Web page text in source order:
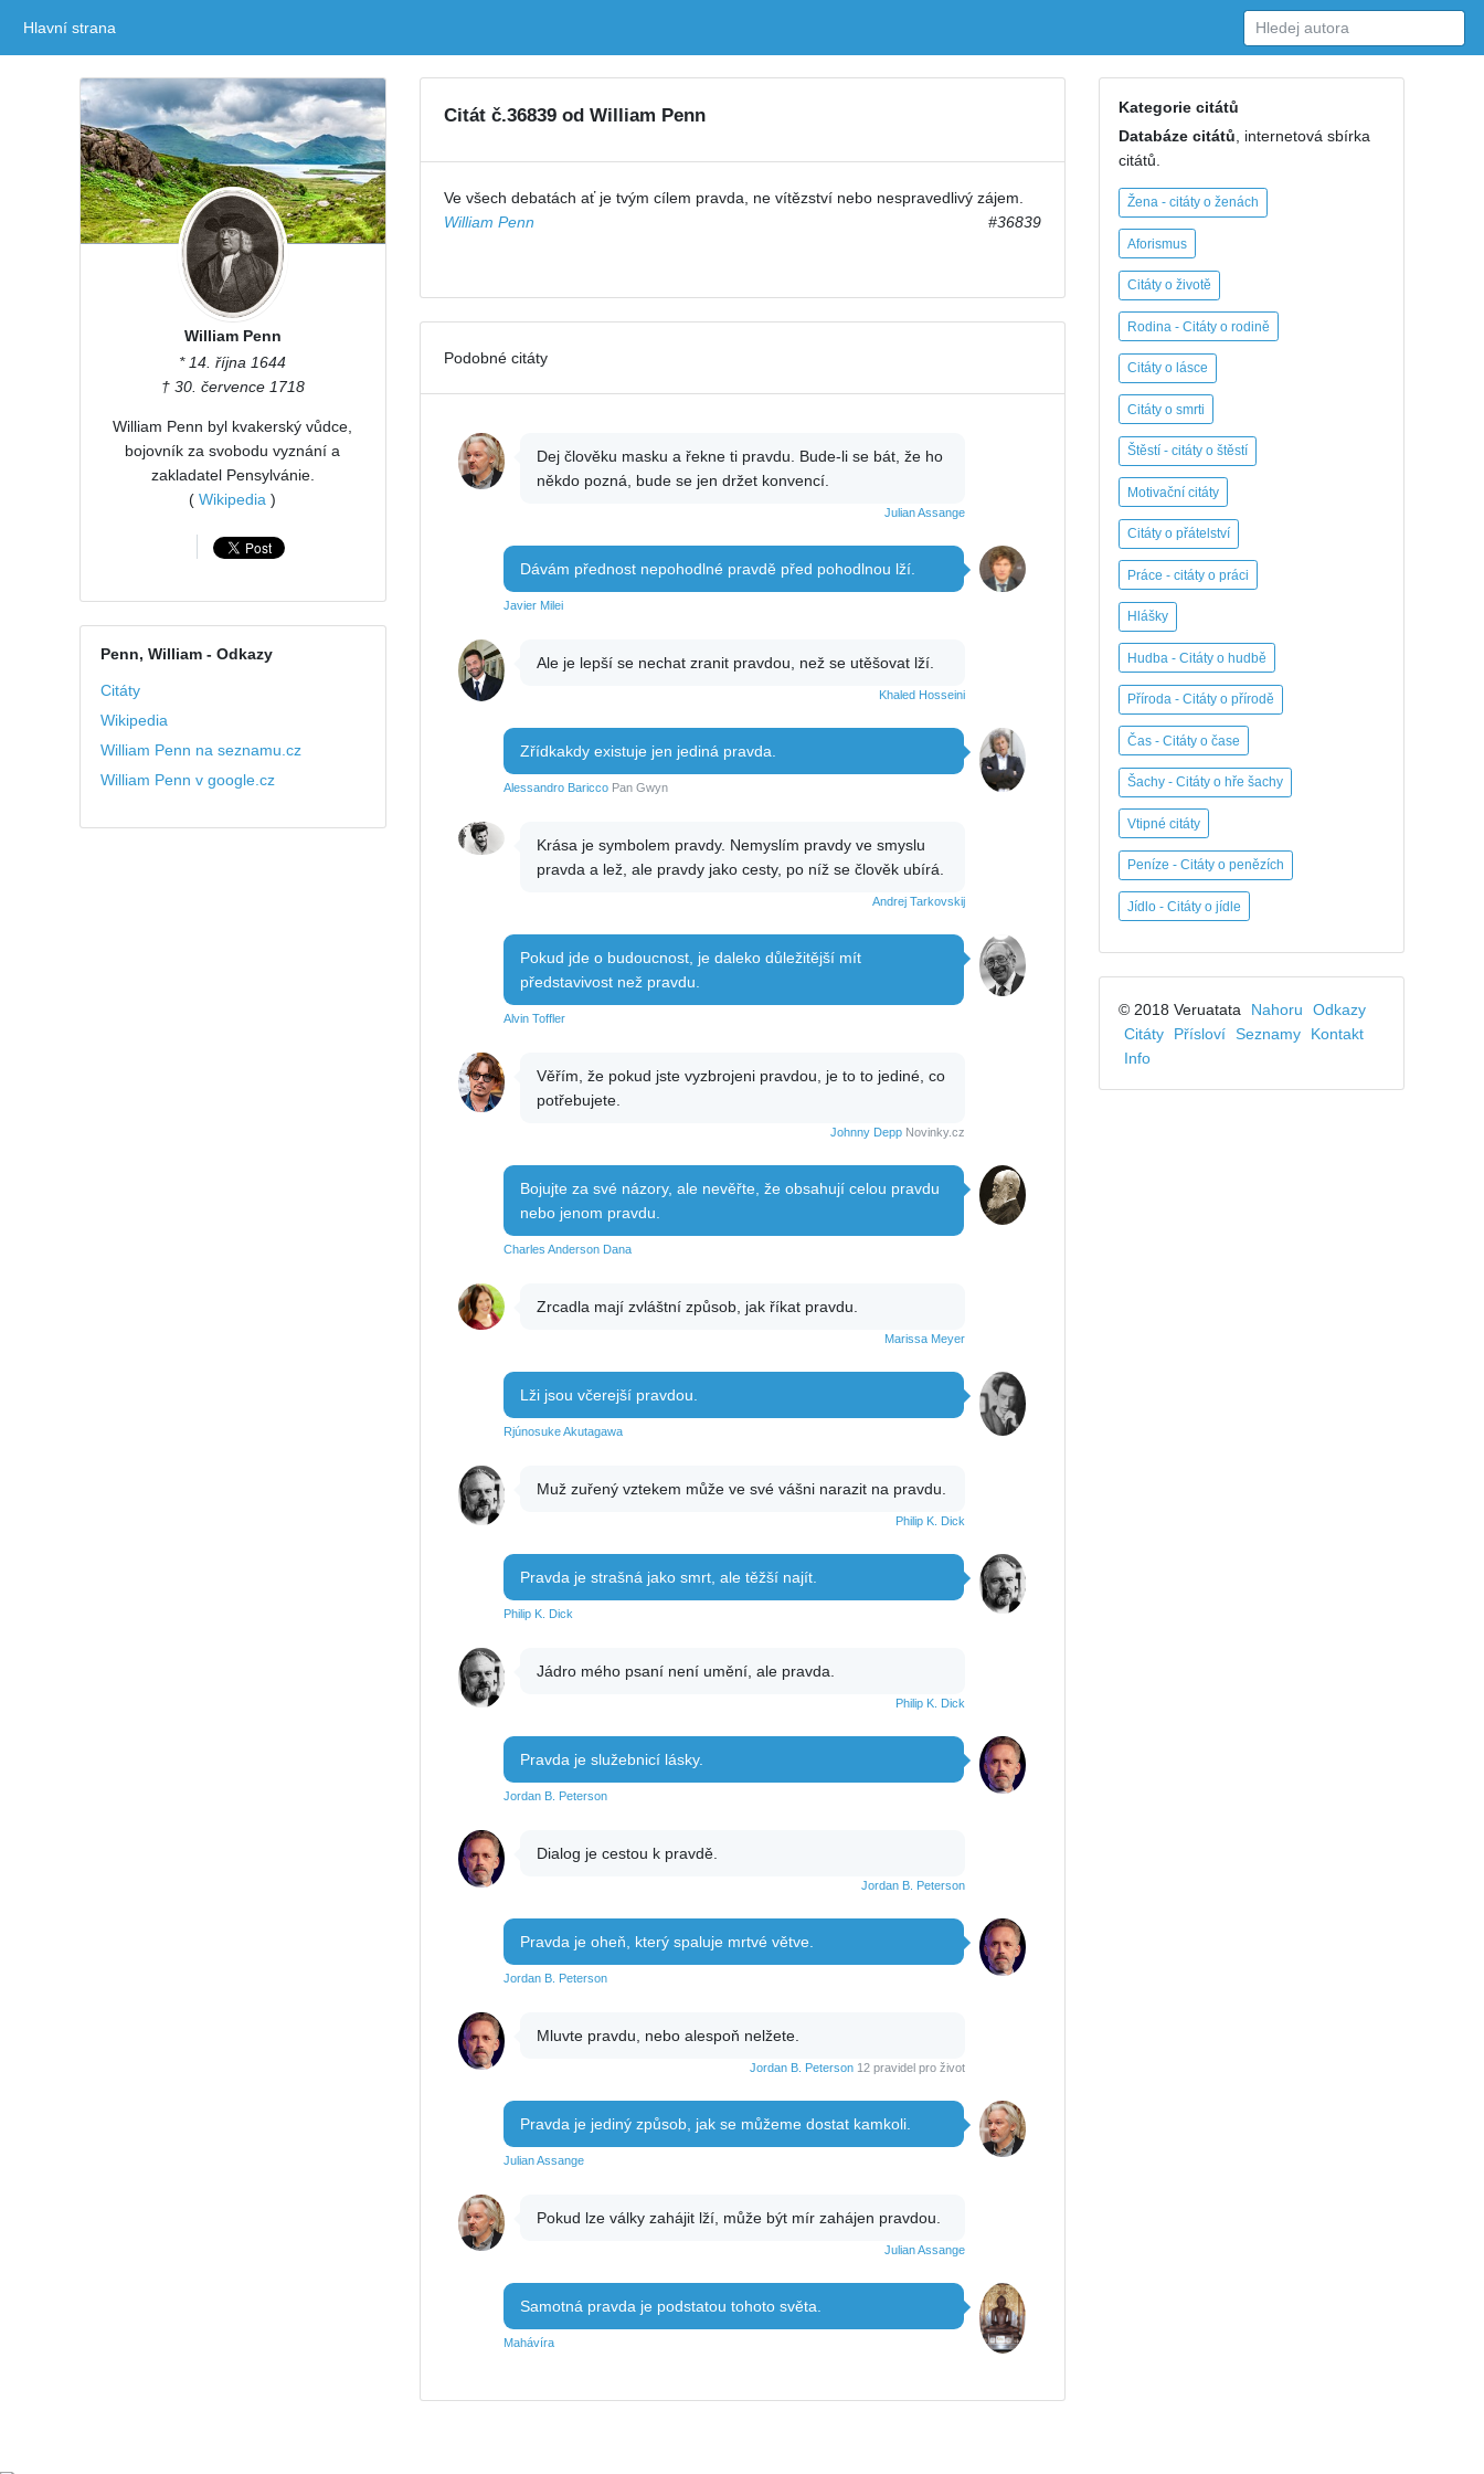
Hlavní strana
William Penn
* 14. října 1644
† 30. července 1718
William Penn byl kvakerský vůdce,
bojovník za svobodu vyznání a
zakladatel Pensylvánie.
(Wikipedia )
Penn, William- Odkazy
Citáty
Wikipedia
William Penn na seznamu.cz
William Penn v google.cz
Citát č.36839 od William Penn
Ve všech debatách ať je tvým cílem pravda, ne vítězství nebo nespravedlivý zájem.
William Penn
#36839
Podobné citáty
Dej člověku masku a řekne ti pravdu. Bude-li se bát, že ho
někdo pozná, bude se jen držet konvencí.
Julian Assange
Dávám přednost nepohodlné pravdě před pohodlnou lží.
Javier Milei
Ale je lepší se nechat zranit pravdou, než se utěšovat lží.
Khaled Hosseini
Zřídkakdy existuje jen jediná pravda.
Alessandro BariccoPan Gwyn
Krása je symbolem pravdy. Nemyslím pravdy ve smyslu
pravda a lež, ale pravdy jako cesty, po níž se člověk ubírá.
Andrej Tarkovskij
Pokud jde o budoucnost, je daleko důležitější mít
představivost než pravdu.
Alvin Toffler
Věřím, že pokud jste vyzbrojeni pravdou, je to to jediné, co
potřebujete.
Johnny DeppNovinky.cz
Bojujte za své názory, ale nevěřte, že obsahují celou pravdu
nebo jenom pravdu.
Charles Anderson Dana
Zrcadla mají zvláštní způsob, jak říkat pravdu.
Marissa Meyer
Lži jsou včerejší pravdou.
Rjúnosuke Akutagawa
Muž zuřený vztekem může ve své vášni narazit na pravdu.
Philip K. Dick
Pravda je strašná jako smrt, ale těžší najít.
Philip K. Dick
Jádro mého psaní není umění, ale pravda.
Philip K. Dick
Pravda je služebnicí lásky.
Jordan B. Peterson
Dialog je cestou k pravdě.
Jordan B. Peterson
Pravda je oheň, který spaluje mrtvé větve.
Jordan B. Peterson
Mluvte pravdu, nebo alespoň nelžete.
Jordan B. Peterson12 pravidel pro život
Pravda je jediný způsob, jak se můžeme dostat kamkoli.
Julian Assange
Pokud lze války zahájit lží, může být mír zahájen pravdou.
Julian Assange
Samotná pravda je podstatou tohoto světa.
Mahávíra
Kategorie citátů
Databáze citátů , internetová sbírka
citátů.
Žena - citáty o ženách
Aforismus
Citáty o životě
Rodina - Citáty o rodině
Citáty o lásce
Citáty o smrti
Štěstí - citáty o štěstí
Motivační citáty
Citáty o přátelství
Práce - citáty o práci
Hlášky
Hudba - Citáty o hudbě
Příroda - Citáty o přírodě
Čas - Citáty o čase
Šachy - Citáty o hře šachy
Vtipné citáty
Peníze - Citáty o penězích
Jídlo - Citáty o jídle
© 2018 Veruatata Nahoru
Odkazy
Citáty
Přísloví Seznamy
Kontakt
Info